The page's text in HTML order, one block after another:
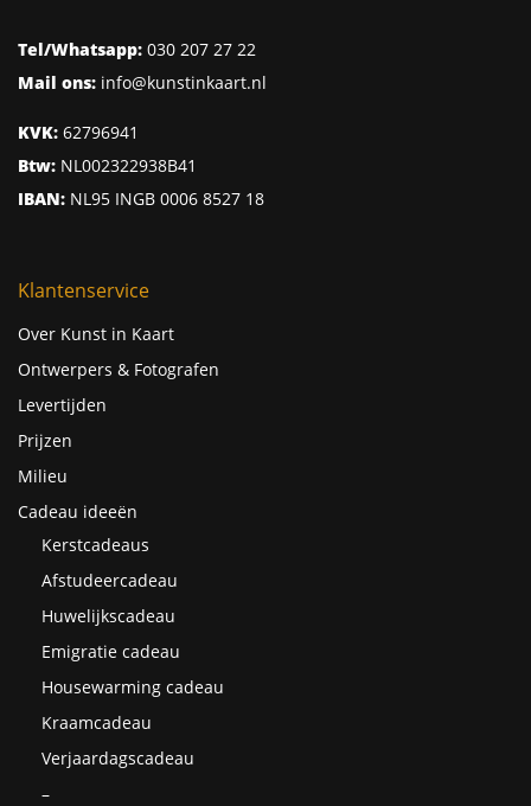
Tel/Whatsapp: 030 207 27 22
Mail ons: info@kunstinkaart.nl
KVK: 62796941
Btw: NL002322938B41
IBAN: NL95 INGB 0006 8527 18
Klantenservice
Over Kunst in Kaart
Ontwerpers & Fotografen
Levertijden
Prijzen
Milieu
Cadeau ideeën
Kerstcadeaus
Afstudeercadeau
Huwelijkscadeau
Emigratie cadeau
Housewarming cadeau
Kraamcadeau
Verjaardagscadeau
–